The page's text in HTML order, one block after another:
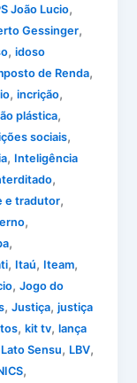
João Lucio,
Gessinger,
,idoso
de Renda,
,incrição,
plástica,
sociais,
, Inteligência
,
e tradutor,
,
,
, Itaú, Iteam,
,Jogo do
,Justiça,justiça
,kit tv,lança
Lato Sensu, LBV,
,